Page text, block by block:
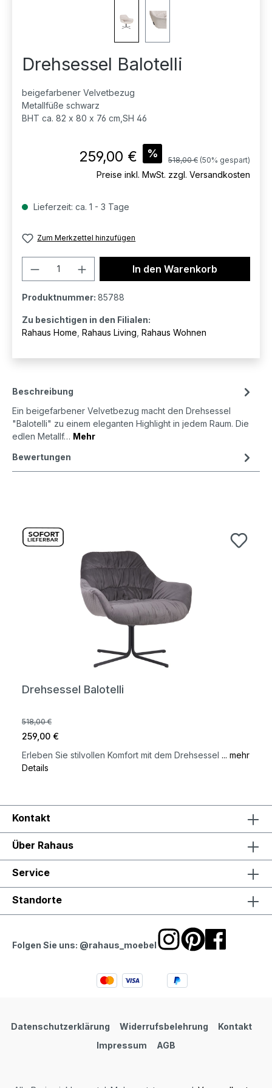
Drehsessel Balotelli
beigefarbener Velvetbezug
Metallfüße schwarz
BHT ca. 82 x 80 x 76 cm,SH 46
Verkaufspreis:
259,00 € % Regulärer Preis:
518,00 € (50% gespart)
Preise inkl. MwSt. zzgl. Versandkosten
Lieferzeit: ca. 1 - 3 Tage
Zum Merkzettel hinzufügen
Produkt Anzahl: Gib den
In den Warenkorb
Produktnummer: 85788
Zu besichtigen in den Filialen:
Rahaus Home Rahaus Living Rahaus Wohnen
Beschreibung
Ein beigefarbener Velvetbezug macht den Drehsessel
"Balotelli" zu einem eleganten Highlight in jedem Raum. Die
edlen Metallf… Mehr
Bewertungen
Drehsessel Balotelli
518,00 €
259,00 €
Erleben Sie stilvollen Komfort mit dem Drehsessel ... mehr
Details
Kontakt
Über Rahaus
Service
Standorte
Folgen Sie uns: @rahaus_moebel
Datenschutzerklärung Widerrufsbelehrung
Kontakt
Impressum
AGB